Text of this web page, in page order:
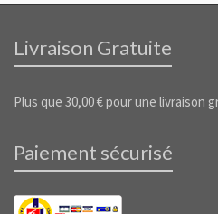
Livraison Gratuite
Plus que 30,00€pour une livraison
Paiement sécurisé